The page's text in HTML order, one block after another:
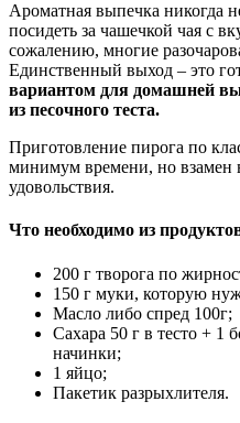
Ароматная выпечка никогда
посидеть за чашечкой чая с
сожалению, многие
Единственный выход – это
вариантом для домашней
из песочного теста.
Приготовление пирога по
минимум времени, но взамен
удовольствия.
Что необходимо из
200 г творога по
150 г муки, которую
Масло либо спред 100г;
Сахара 50 г в тесто + 1
начинки;
1 яйцо;
Пакетик разрыхлителя.